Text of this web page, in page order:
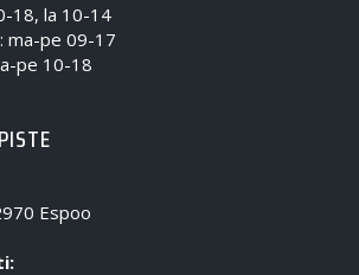
18, la 10-14
ma-pe 09-17
pe 10-18
Espoo